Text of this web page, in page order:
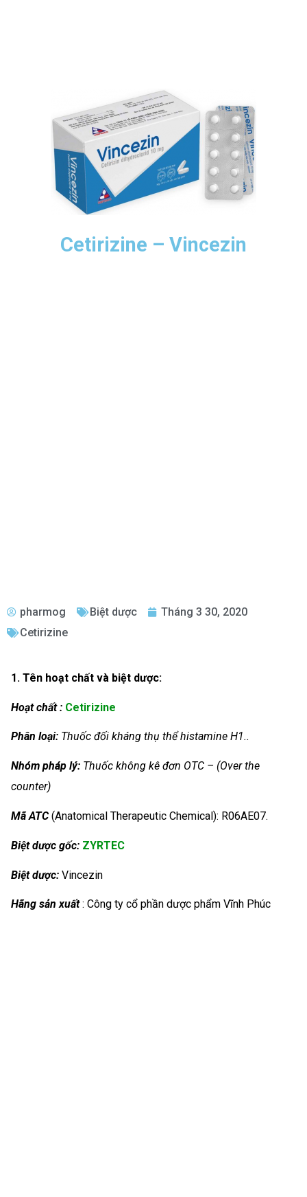
Cetirizine – Vincezin
pharmog Biệt dược
Tháng 3 30, 2020
Cetirizine
1. Tên hoạt chất và biệt dược:
Hoạt chất : Cetirizine
Phân loại: Thuốc đối kháng thụ thể histamine H1..
Nhóm pháp lý: Thuốc không kê đơn OTC – (Over the
counter)
Mã ATC(Anatomical Therapeutic Chemical): R06AE07.
Biệt dược gốc: ZYRTEC
Biệt dược: Vincezin
Hãng sản xuất: Công ty cổ phần dược phẩm Vĩnh Phúc